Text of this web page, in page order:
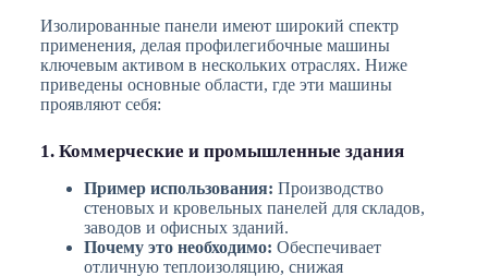
Изолированные панели имеют широкий спектр
применения, делая профилегибочные машины
ключевым активом в нескольких отраслях. Ниже
приведены основные области, где эти машины
проявляют себя:
1. Коммерческие и промышленные здания
Пример использования: Производство
стеновых и кровельных панелей для складов,
заводов и офисных зданий.
Почему это необходимо: Обеспечивает
отличную теплоизоляцию, снижая